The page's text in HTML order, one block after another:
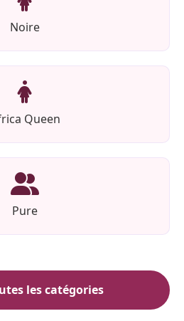
Noire
Queen
Pure
les catégories